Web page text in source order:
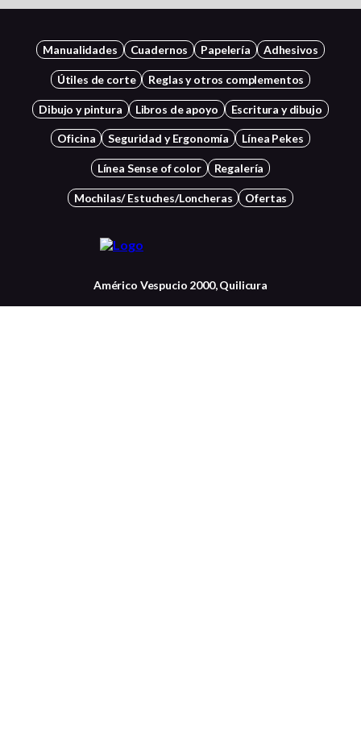
Manualidades Cuadernos Papelería Adhesivos
Útiles de corte Reglas y otros complementos
Dibujo y pintura Libros de apoyo Escritura y dibujo
Oficina Seguridad y Ergonomía Línea Pekes
Línea Sense of color Regalería
Mochilas/ Estuches/Loncheras Ofertas
Américo Vespucio 2000, Quilicura